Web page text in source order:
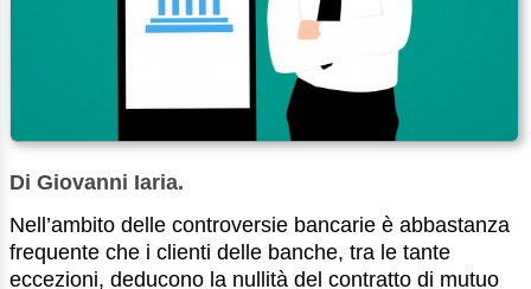
Di Giovanni Iaria.
Nell’ambito delle controversie bancarie è abbastanza
frequente che i clienti delle banche, tra le tante
eccezioni, deducono la nullità del contratto di mutuo